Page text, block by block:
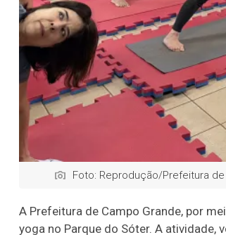
Foto: Reprodução/Prefeitura
A Prefeitura de Campo Grande, por
yoga no Parque do Sóter. A